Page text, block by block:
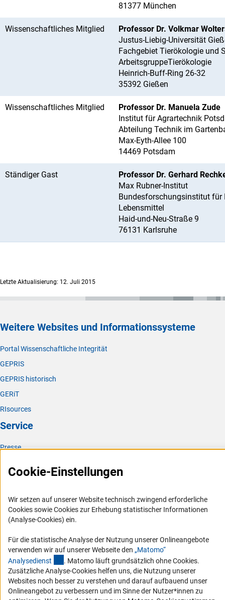
81377 München
Wissenschaftliches Mitglied
Professor Dr. Volkmar
Justus-Liebig-Universität
Fachgebiet Tierökologie und
ArbeitsgruppeTierökologie
Heinrich-Buff-Ring 26-32
35392 Gießen
Wissenschaftliches Mitglied
Professor Dr. Manuela Zude
Institut für Agrartechnik
Abteilung Technik im
Max-Eyth-Allee 100
14469 Potsdam
Ständiger Gast
Professor Dr. Gerhard
Max Rubner-Institut
Bundesforschungsinstitut für
Lebensmittel
Haid-und-Neu-Straße 9
76131 Karlsruhe
Letzte Aktualisierung: 12. Juli 2015
Weitere Websites und Informationssysteme
Portal Wissenschaftliche Integrität
GEPRIS
GEPRIS historisch
GERiT
RIsources
Service
Presse
Karriere
RSS-Feeds
Compliance
Vergabeverfahren
Barrierefreiheit
Service und Informationen für Menschen mit Behinderungen
Erklärung zur Barrierefreiheit
Cookie-Einstellungen
Wir setzen auf unserer Website technisch zwingend erforderliche
Cookies sowie Cookies zur Erhebung statistischer Informationen
(Analyse-Cookies) ein.
Für die statistische Analyse der Nutzung unserer Onlineangebote
verwenden wir auf unserer Webseite den „Matomo“
Analysedienst (externer Link)
. Matomo läuft grundsätzlich ohne Cookies.
Zusätzliche Analyse-Cookies helfen uns, die Nutzung unserer
Websites noch besser zu verstehen und darauf aufbauend unser
Onlineangebot zu verbessern und im Sinne der Nutzer*innen zu